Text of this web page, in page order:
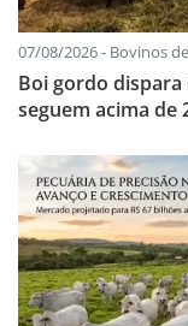
07/08/2026 - Bovinos
Boi gordo
seguem acima de